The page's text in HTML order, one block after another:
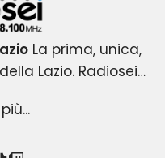
98.100 FM
La prima, unica,
Lazio. Radiosei
la loro VOCE.
eventi agonistici del